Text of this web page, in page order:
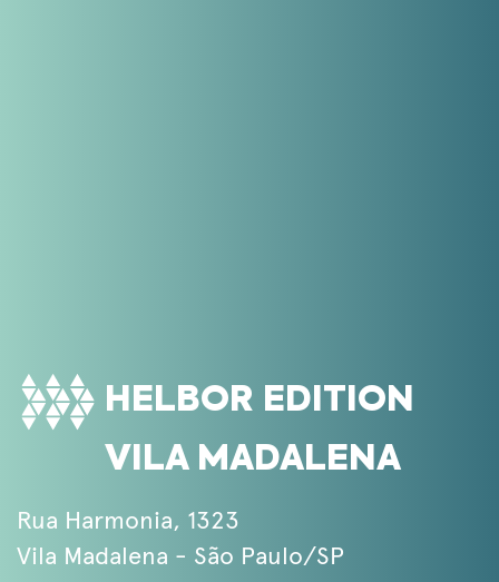
HELBOR EDITION
VILA MADALENA
Rua Harmonia, 1323
Vila Madalena - São Paulo/SP